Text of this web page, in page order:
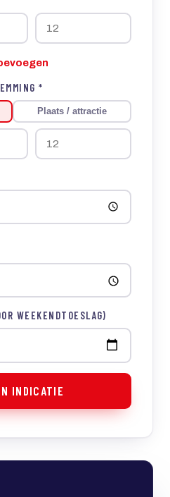
*
Plaats / attractie
WEEKENDTOESLAG)
INDICATIE